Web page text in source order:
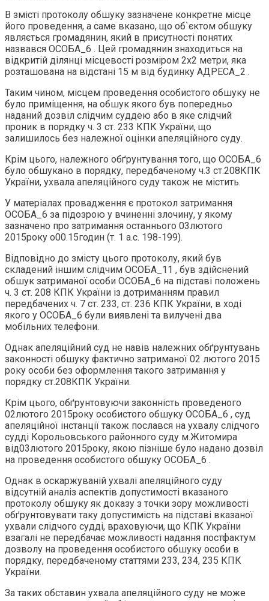
В змісті протоколу обшуку зазначене конкретне місце
його проведення, а саме вказано, що об`єктом обшуку
являється громадянин, який в присутності понятих
назвався ОСОБА_6 . Цей громадянин знаходиться на
відкритій ділянці місцевості розміром 2х2 метри, яка
розташована на відстані 15 м від будинку АДРЕСА_2 .
Таким чином, місцем проведення особистого обшуку не
було приміщення, на обшук якого був попередньо
наданий дозвіл слідчим суддею або в яке слідчий
проник в порядку ч. 3 ст. 233 КПК України, що
залишилось без належної оцінки апеляційного суду.
Крім цього, належного обґрунтування того, що ОСОБА_6
було обшукано в порядку, передбаченому ч.3 ст.208КПК
України, ухвала апеляційного суду також не містить.
У матеріалах провадження є протокол затримання
ОСОБА_6 за підозрою у вчиненні злочину, у якому
зазначено про затримання останнього 03лютого
2015року о00.15годин (т. 1 а.с. 198-199).
Відповідно до змісту цього протоколу, який був
складений іншим слідчим ОСОБА_11 , був здійснений
обшук затриманої особи ОСОБА_6 на підставі положень
ч. 3 ст. 208 КПК України із дотриманням правил
передбачених ч. 7 ст. 233, ст. 236 КПК України, в ході
якого у ОСОБА_6 були виявлені та вилучені два
мобільних телефони.
Однак апеляційний суд не навів належних обґрунтувань
законності обшуку фактично затриманої 02 лютого 2015
року особи без оформлення такого затримання у
порядку ст.208КПК України.
Крім цього, обґрунтовуючи законність проведеного
02лютого 2015року особистого обшуку ОСОБА_6 , суд
апеляційної інстанції також послався на ухвалу слідчого
судді Корольовського районного суду м.Житомира
від03лютого 2015року, якою пізніше було надано дозвіл
на проведення особистого обшуку ОСОБА_6 .
Однак в оскаржуваній ухвалі апеляційного суду
відсутній аналіз аспектів допустимості вказаного
протоколу обшуку як доказу з точки зору можливості
обґрунтовувати таку допустимість на підставі вказаної
ухвали слідчого судді, враховуючи, що КПК України
взагалі не передбачає можливості надання постфактум
дозволу на проведення особистого обшуку особи в
порядку, передбаченому статтями 233, 234, 235 КПК
України.
За таких обставин ухвала апеляційного суду не може